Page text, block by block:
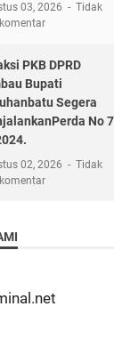
03, 2026
Tidak
PKB DPRD
Bupati
Segera
No 7
02, 2026
Tidak